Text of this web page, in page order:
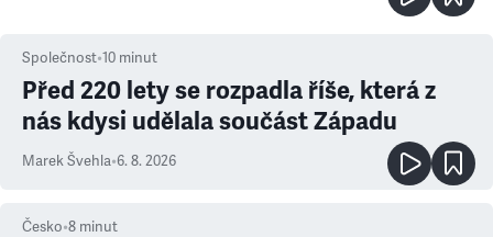
Společnost•10 minut
Před 220 lety se rozpadla říše, která z
nás kdysi udělala součást Západu
Marek Švehla•6. 8. 2026
Česko•8 minut